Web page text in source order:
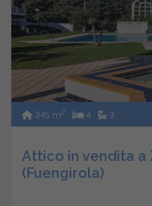
345 m2 4 3
Attico in vendita a
(Fuengirola)